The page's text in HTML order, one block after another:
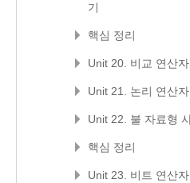
기
핵심 정리
Unit 20. 비교 연산
Unit 21. 논리 연산
Unit 22. 불 자료형
핵심 정리
Unit 23. 비트 연산